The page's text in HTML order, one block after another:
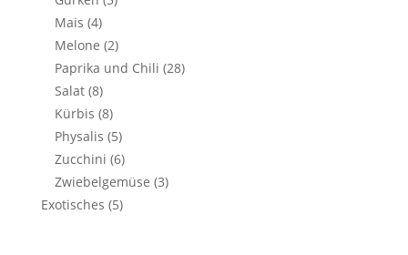
Mais (4)
Melone (2)
Paprika und Chili (28)
Salat (8)
Kürbis (8)
Physalis (5)
Zucchini (6)
Zwiebelgemüse (3)
Exotisches (5)